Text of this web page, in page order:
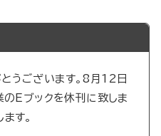
うございます。8月12日
のEブックを休刊に致しま
す。